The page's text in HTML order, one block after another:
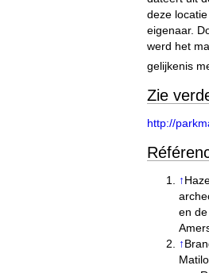
deze
eigenaar.
werd het
gelijkenis
Zie
http://
↑
en
↑